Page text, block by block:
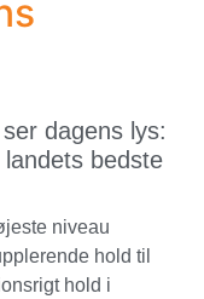
dagens lys:
bedste
niveau
hold til
hold i